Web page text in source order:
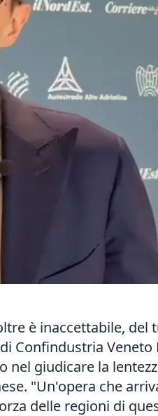
è inaccettabile, del
Confindustria Veneto
giudicare la
"Un'opera che
delle regioni di